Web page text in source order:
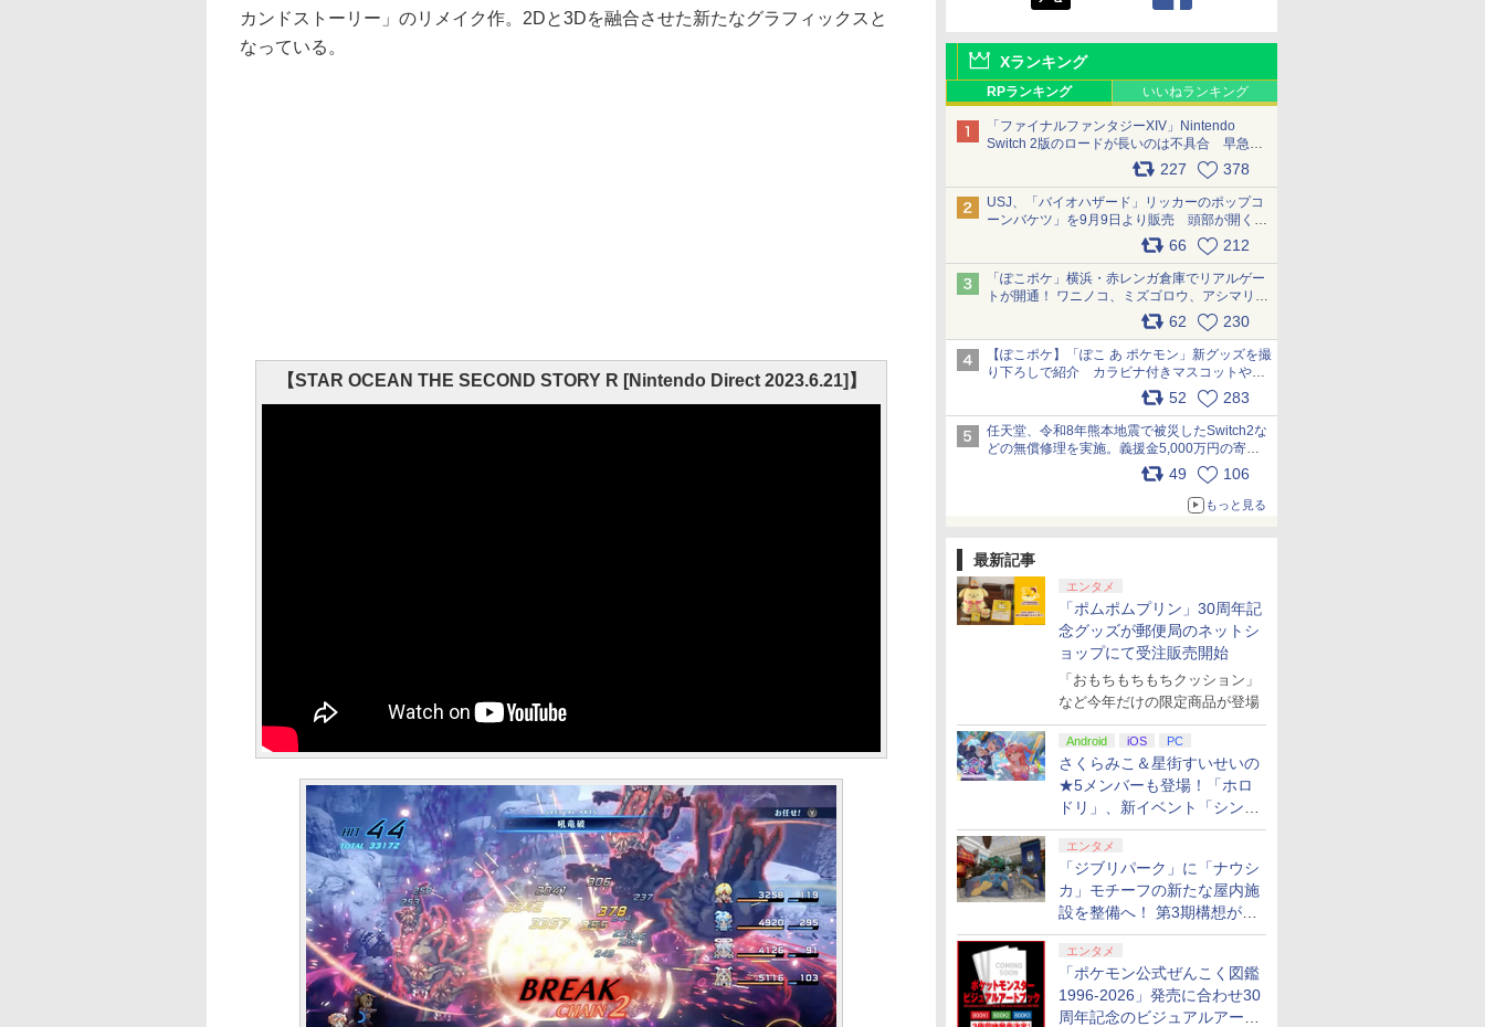
Xランキング
RPランキング いいねランキング
「ファイナルファンタジーXIV」Nintendo
Switch 2版のロードが長いのは不具合 早急に
アップデートできるよう対応中227 378
USJ、「バイオハザード」リッカーのポップコ
ーンバケツ」を9月9日より販売 頭部が開く仕
組み。味は恐怖を堪のう「味噌フレーバー」
66 212
「ぽこポケ」横浜・赤レンガ倉庫でリアルゲー
トが開通！ ワニノコ、ミズゴロウ、アシマリ登
場シーンをレポート pic.x.com/LDgEByVl6D
62 230
【ぽこポケ】「ぽこ あ ポケモン」新グッズを撮
り下ろしで紹介 カラビナ付きマスコットやス
52 283
任天堂、令和8年熊本地震で被災したSwitch2な
どの無償修理を実施。義援金5,000万円の寄付
も発表 pic.x.com/BAYsMfUfUC
49 106
もっと見る
最新記事
エンタメ
「ポムポムプリン」30周年記
念グッズが郵便局のネットシ
ョップにて受注販売開始
「おもちもちもちクッション」
など今年だけの限定商品が登場
Android iOS PC
さくらみこ＆星街すいせいの
★5メンバーも登場！「ホロ
ドリ」、新イベント「シンク
ロする夏のスパークル」がス
タート
エンタメ
「ジブリパーク」に「ナウシ
カ」モチーフの新たな屋内施
設を整備へ！ 第3期構想が公
開
エンタメ
「ポケモン公式ぜんこく図鑑
1996-2026」発売に合わせ30
周年記念のビジュアルアート
カンドストーリー」のリメイク作。2Dと3Dを融合させた新たなグラフィックスと
なっている。
【STAR OCEAN THE SECOND STORY R [Nintendo Direct 2023.6.21]】